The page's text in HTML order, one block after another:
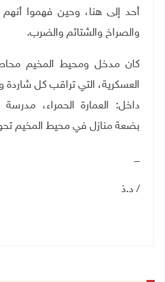
أحد إلى هنا، وحين فهموا
والصراخ والشتائم والضرب.
كان مدخل ومحيط المخيم
العسكرية، التي تراقب كل شاردة
داخل: العمارة الحمراء، مدرسة
بضعة منازل في محيط المخيم
_
/ د.ذ